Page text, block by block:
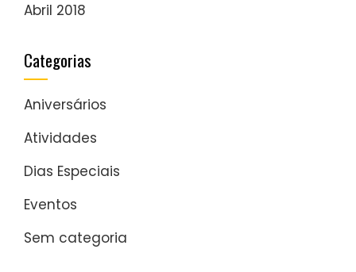
Abril 2018
Categorias
Aniversários
Atividades
Dias Especiais
Eventos
Sem categoria